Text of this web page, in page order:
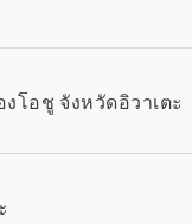
โอชู จังหวัดอิวาเตะ